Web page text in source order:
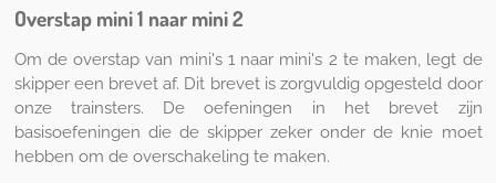
Overstap mini 1 naar mini 2
Om de overstap van mini's 1 naar mini's 2 te maken, legt de
skipper een brevet af. Dit brevet is zorgvuldig opgesteld door
onze trainsters. De oefeningen in het brevet zijn
basisoefeningen die de skipper zeker onder de knie moet
hebben om de overschakeling te maken.